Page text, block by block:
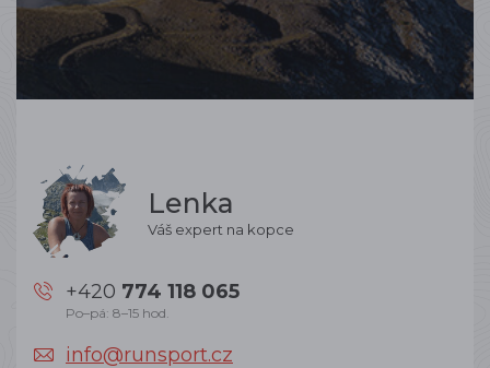
Lenka
Váš expert na kopce
+420 774 118 065
Po–pá: 8–15 hod.
info@runsport.cz